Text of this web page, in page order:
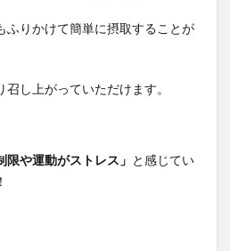
ふりかけて簡単に摂取することが
し上がっていただけます。
限や運動がストレス」
と感じてい